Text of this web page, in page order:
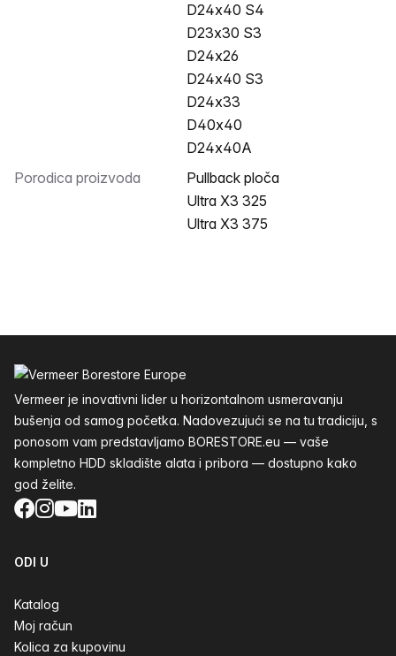
D24x40 S4
D23x30 S3
D24x26
D24x40 S3
D24x33
D40x40
D24x40A
Porodica proizvoda
Pullback ploča
Ultra X3 325
Ultra X3 375
Vermeer je inovativni lider u horizontalnom usmeravanju
bušenja od samog početka. Nadovezujući se na tu tradiciju, s
ponosom vam predstavljamo BORESTORE.eu — vaše
kompletno HDD skladište alata i pribora — dostupno kako
god želite.
Facebook
Instagram
YouTube
LinkedIn
ODI U
Katalog
Moj račun
Kolica za kupovinu